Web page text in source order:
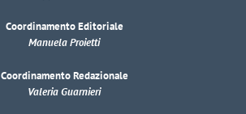
Coordinamento Editoriale
Manuela Proietti
Coordinamento Redazionale
Valeria Guarnieri